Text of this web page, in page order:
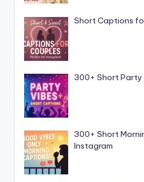
Short Captions
300+ Short
300+ Short
Instagram